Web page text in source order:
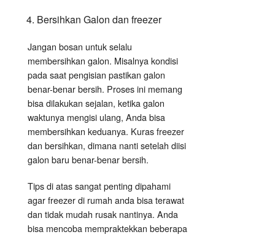
Bersihkan Galon dan freezer
Jangan bosan untuk selalu
membersihkan galon. Misalnya kondisi
pada saat pengisian pastikan galon
benar-benar bersih. Proses ini memang
bisa dilakukan sejalan, ketika galon
waktunya mengisi ulang, Anda bisa
membersihkan keduanya. Kuras freezer
dan bersihkan, dimana nanti setelah diisi
galon baru benar-benar bersih.
Tips di atas sangat penting dipahami
agar freezer di rumah anda bisa terawat
dan tidak mudah rusak nantinya. Anda
bisa mencoba mempraktekkan beberapa